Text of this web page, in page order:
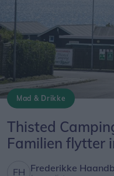
Mad & Drikke
Thisted
Familien flytter
Frederikke